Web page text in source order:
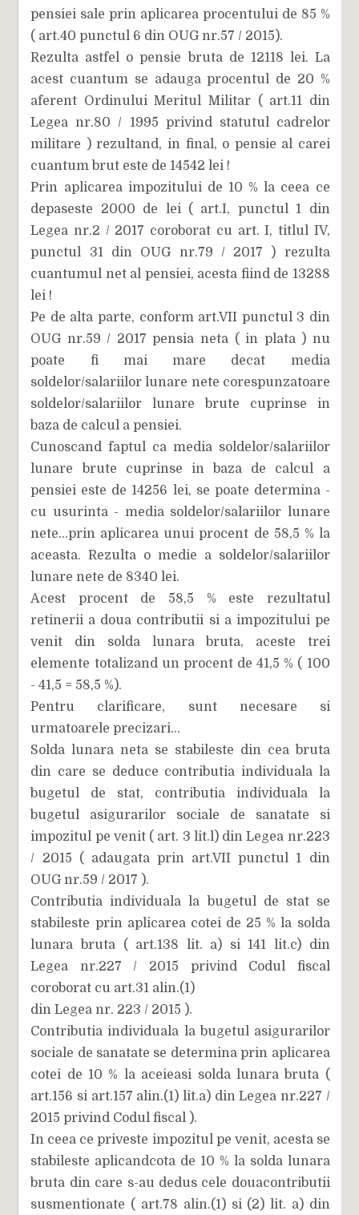
pensiei sale prin aplicarea procentului de 85 %
( art.40 punctul 6 din OUG nr.57 / 2015).
Rezulta astfel o pensie bruta de 12118 lei. La
acest cuantum se adauga procentul de 20 %
aferent Ordinului Meritul Militar ( art.11 din
Legea nr.80 / 1995 privind statutul cadrelor
militare ) rezultand, in final, o pensie al carei
cuantum brut este de 14542 lei !
Prin aplicarea impozitului de 10 % la ceea ce
depaseste 2000 de lei ( art.I, punctul 1 din
Legea nr.2 / 2017 coroborat cu art. I, titlul IV,
punctul 31 din OUG nr.79 / 2017 ) rezulta
cuantumul net al pensiei, acesta fiind de 13288
lei !
Pe de alta parte, conform art.VII punctul 3 din
OUG nr.59 / 2017 pensia neta ( in plata ) nu
poate fi mai mare decat media
soldelor/salariilor lunare nete corespunzatoare
soldelor/salariilor lunare brute cuprinse in
baza de calcul a pensiei.
Cunoscand faptul ca media soldelor/salariilor
lunare brute cuprinse in baza de calcul a
pensiei este de 14256 lei, se poate determina -
cu usurinta - media soldelor/salariilor lunare
nete...prin aplicarea unui procent de 58,5 % la
aceasta. Rezulta o medie a soldelor/salariilor
lunare nete de 8340 lei.
Acest procent de 58,5 % este rezultatul
retinerii a doua contributii si a impozitului pe
venit din solda lunara bruta, aceste trei
elemente totalizand un procent de 41,5 % ( 100
- 41,5 = 58,5 %).
Pentru clarificare, sunt necesare si
urmatoarele precizari...
Solda lunara neta se stabileste din cea bruta
din care se deduce contributia individuala la
bugetul de stat, contributia individuala la
bugetul asigurarilor sociale de sanatate si
impozitul pe venit ( art. 3 lit.l) din Legea nr.223
/ 2015 ( adaugata prin art.VII punctul 1 din
OUG nr.59 / 2017 ).
Contributia individuala la bugetul de stat se
stabileste prin aplicarea cotei de 25 % la solda
lunara bruta ( art.138 lit. a) si 141 lit.c) din
Legea nr.227 / 2015 privind Codul fiscal
coroborat cu art.31 alin.(1)
din Legea nr. 223 / 2015 ).
Contributia individuala la bugetul asigurarilor
sociale de sanatate se determina prin aplicarea
cotei de 10 % la aceieasi solda lunara bruta (
art.156 si art.157 alin.(1) lit.a) din Legea nr.227 /
2015 privind Codul fiscal ).
In ceea ce priveste impozitul pe venit, acesta se
stabileste aplicandcota de 10 % la solda lunara
bruta din care s-au dedus cele douacontributii
susmentionate ( art.78 alin.(1) si (2) lit. a) din